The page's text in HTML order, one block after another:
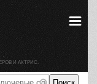
И АКТРИС.